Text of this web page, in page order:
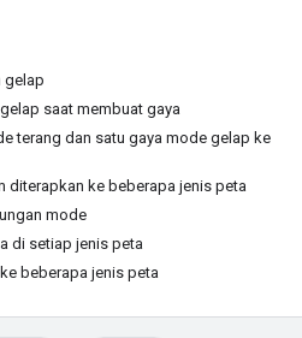
gelap
saat membuat gaya
terang dan satu gaya mode gelap ke
diterapkan ke beberapa jenis peta
mode
di setiap jenis peta
beberapa jenis peta